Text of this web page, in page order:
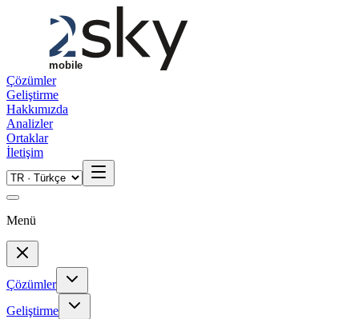
Skip to main content
Çözümler
Geliştirme
Hakkımızda
Analizler
Ortaklar
İletişim
Menü
Çözümler
Geliştirme